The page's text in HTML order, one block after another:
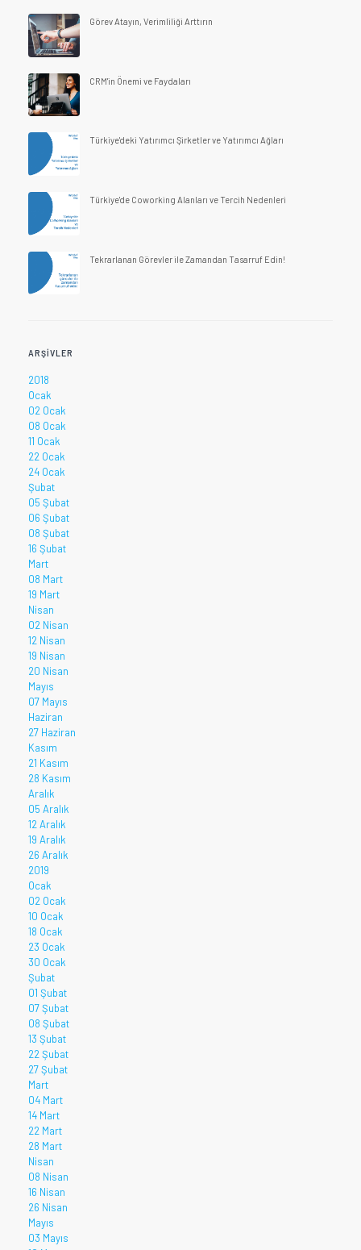
Görev Atayın, Verimliliği Arttırın
CRM'in Önemi ve Faydaları
Türkiye'deki Yatırımcı Şirketler ve Yatırımcı Ağları
Türkiye'de Coworking Alanları ve Tercih Nedenleri
Tekrarlanan Görevler ile Zamandan Tasarruf Edin!
ARŞIVLER
2018
Ocak
02 Ocak
08 Ocak
11 Ocak
22 Ocak
24 Ocak
Şubat
05 Şubat
06 Şubat
08 Şubat
16 Şubat
Mart
08 Mart
19 Mart
Nisan
02 Nisan
12 Nisan
19 Nisan
20 Nisan
Mayıs
07 Mayıs
Haziran
27 Haziran
Kasım
21 Kasım
28 Kasım
Aralık
05 Aralık
12 Aralık
19 Aralık
26 Aralık
2019
Ocak
02 Ocak
10 Ocak
18 Ocak
23 Ocak
30 Ocak
Şubat
01 Şubat
07 Şubat
08 Şubat
13 Şubat
22 Şubat
27 Şubat
Mart
04 Mart
14 Mart
22 Mart
28 Mart
Nisan
08 Nisan
16 Nisan
26 Nisan
Mayıs
03 Mayıs